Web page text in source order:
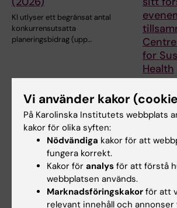
KI utlyser ett begränsat antal
konkurrensutsatta
planeringsbidrag (upp…
for
Health
of
Health
Vi använder kakor
På Karolinska Institutets webbplats
kakor för olika syften:
Nödvändiga kakor för att
fungera korrekt.
Kakor för analys för att förstå
webbplatsen används.
Marknadsföringskakor för att
relevant innehåll och